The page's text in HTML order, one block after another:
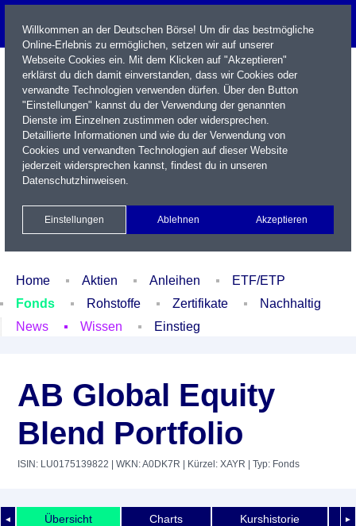
Name / WKN / ISIN / Kürzel
Xetra Realtime
Watchlist Portfolio Login
Home Aktien Anleihen
ETF/ETP
Fonds
Rohstoffe Zertifikate
Nachhaltig
News
Wissen Einstieg
AB Global Equity
Blend Portfolio
ISIN: LU0175139822 | WKN: A0DK7R | Kürzel: XAYR | Typ: Fonds
◄ ►
Übersicht Charts Kurshistorie
Willkommen an der Deutschen Börse! Um dir das bestmögliche
Online-Erlebnis zu ermöglichen, setzen wir auf unserer
Webseite Cookies ein. Mit dem Klicken auf "Akzeptieren"
erklärst du dich damit einverstanden, dass wir Cookies oder
verwandte Technologien verwenden dürfen. Über den Button
"Einstellungen" kannst du der Verwendung der genannten
Dienste im Einzelnen zustimmen oder widersprechen.
Detaillierte Informationen und wie du der Verwendung von
Cookies und verwandten Technologien auf dieser Website
jederzeit widersprechen kannst, findest du in unseren
Datenschutzhinweisen.
Einstellungen Ablehnen Akzeptieren